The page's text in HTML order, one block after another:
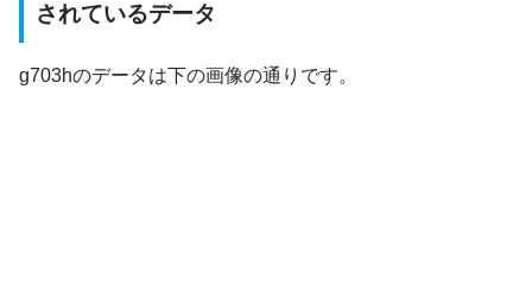
されているデータ
g703hのデータは下の画像の通りです。